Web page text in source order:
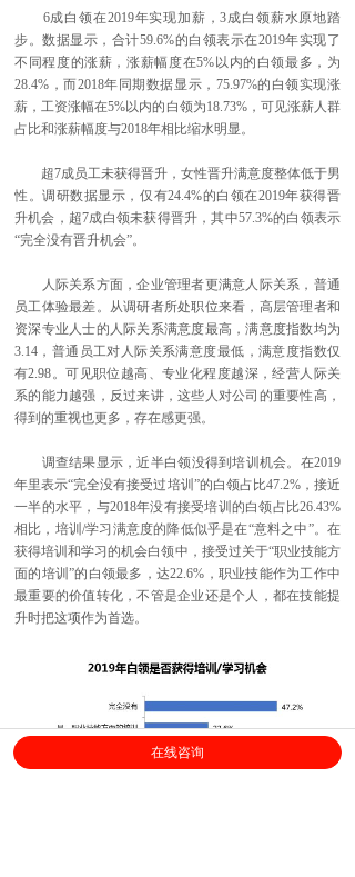
6成白领在2019年实现加薪，3成白领薪水原地踏
步。数据显示，合计59.6%的白领表示在2019年实现了
不同程度的涨薪，涨薪幅度在5%以内的白领最多，为
28.4%，而2018年同期数据显示，75.97%的白领实现涨
薪，工资涨幅在5%以内的白领为18.73%，可见涨薪人群
占比和涨薪幅度与2018年相比缩水明显。
超7成员工未获得晋升，女性晋升满意度整体低于男
性。调研数据显示，仅有24.4%的白领在2019年获得晋
升机会，超7成白领未获得晋升，其中57.3%的白领表示
“完全没有晋升机会”。
人际关系方面，企业管理者更满意人际关系，普通
员工体验最差。从调研者所处职位来看，高层管理者和
资深专业人士的人际关系满意度最高，满意度指数均为
3.14，普通员工对人际关系满意度最低，满意度指数仅
有2.98。可见职位越高、专业化程度越深，经营人际关
系的能力越强，反过来讲，这些人对公司的重要性高，
得到的重视也更多，存在感更强。
调查结果显示，近半白领没得到培训机会。在2019
年里表示“完全没有接受过培训”的白领占比47.2%，接近
一半的水平，与2018年没有接受培训的白领占比26.43%
相比，培训/学习满意度的降低似乎是在“意料之中”。在
获得培训和学习的机会白领中，接受过关于“职业技能方
面的培训”的白领最多，达22.6%，职业技能作为工作中
最重要的价值转化，不管是企业还是个人，都在技能提
升时把这项作为首选。
在线咨询